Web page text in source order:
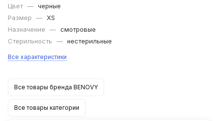
Цвет — черные
Размер
— XS
Назначение
— смотровые
Стерильность
— нестерильные
Все характеристики
Все товары бренда BENOVY
Все товары категории